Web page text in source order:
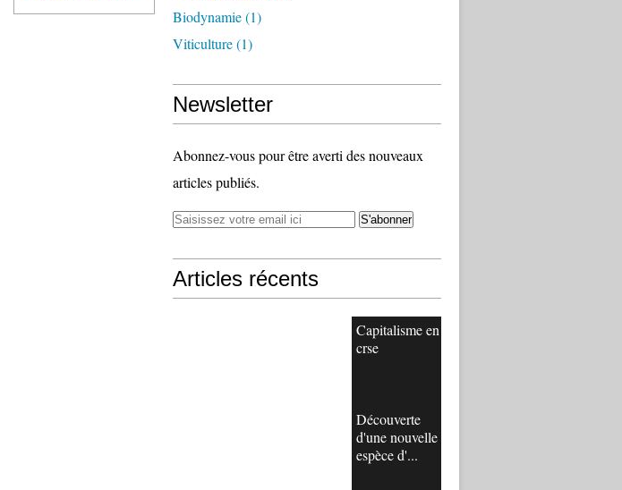
Biodynamie(1)
Viticulture(1)
Newsletter
Abonnez-vous pour être averti des nouveaux
articles publiés.
Articles récents
Capitalisme en
crse
Découverte
d'une nouvelle
espèce d'...